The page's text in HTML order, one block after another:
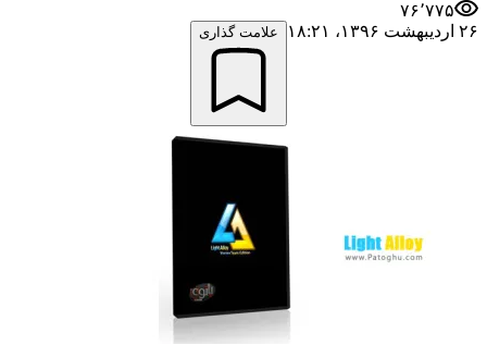
۷۶٬۷۷۵
۲۶ اردیبهشت ۱۳۹۶،‏ ۱۸:۲۱
علامت گذاری